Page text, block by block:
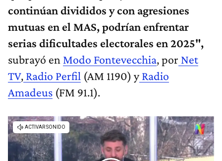
continúan divididos y con agresiones
mutuas en el MAS, podrían enfrentar
serias dificultades electorales en 2025",
subrayó en Modo Fontevecchia, por Net
TV, Radio Perfil (AM 1190) yRadio
Amadeus (FM 91.1).